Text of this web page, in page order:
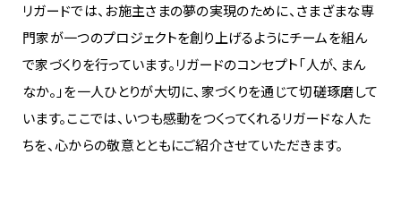
リガードでは、お施主さまの夢の実現のために、さまざまな専
門家が一つのプロジェクトを創り上げるようにチームを組ん
で家づくりを行っています。リガードのコンセプト「人が、まん
なか。」を一人ひとりが大切に、家づくりを通じて切磋琢磨して
います。ここでは、いつも感動をつくってくれるリガードな人た
ちを、心からの敬意とともにご紹介させていただきます。​